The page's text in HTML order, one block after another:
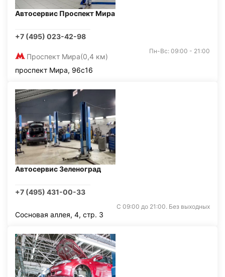
Автосервис Проспект Мира
+7 (495) 023-42-98
Проспект Мира(0,4 км)
Пн-Вс: 09:00 - 21:00
проспект Мира, 96с16
Автосервис Зеленоград
+7 (495) 431-00-33
С 09:00 до 21:00. Без выходных
Сосновая аллея, 4, стр. 3